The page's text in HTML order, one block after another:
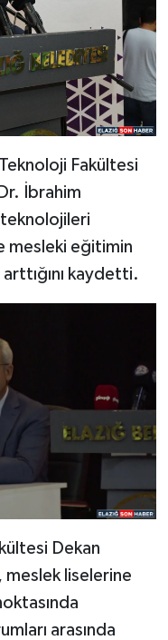
Fakültesi
İbrahim
mesleki eğitimin
kaydetti.
Dekan
meslek liselerine
arasında